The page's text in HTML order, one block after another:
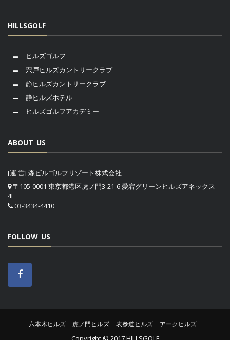
HILLSGOLF
ヒルズゴルフ
宍戸ヒルズカントリークラブ
静ヒルズカントリークラブ
静ヒルズホテル
ヒルズゴルフアカデミー
ABOUT US
[運 営] 森ビルゴルフリゾート株式会社
〒105-0001 東京都港区虎ノ門3-21-6 愛宕グリーンヒルズアネックス
4F
03-3434-4410
FOLLOW US
六本木ヒルズ 虎ノ門ヒルズ 表参道ヒルズ アークヒルズ